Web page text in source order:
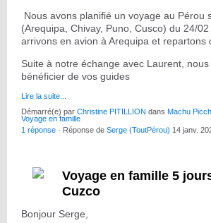
Nous avons planifié un voyage au Pérou
(Arequipa, Chivay, Puno, Cusco) du 24/
arrivons en avion à Arequipa et repartons
Suite à notre échange avec Laurent,
bénéficier de vos guides
Lire la suite...
Démarré(e) par Christine PITILLION dans Machu
Voyage en famille
1 réponse · Réponse de Serge (ToutPérou) 14 janv.
Voyage en famille 5
Cuzco
Bonjour Serge,